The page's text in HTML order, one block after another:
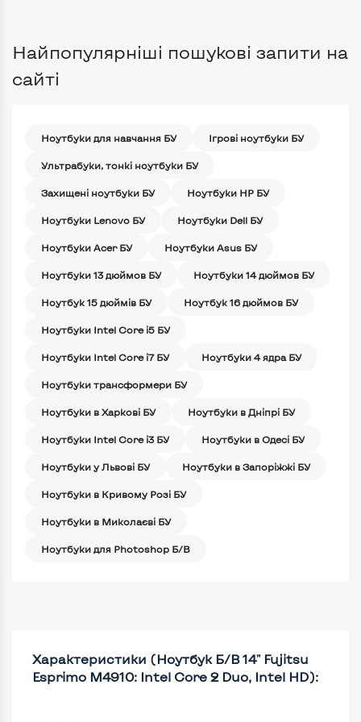
Найпопулярніші пошукові запити на
сайті
Ноутбуки для навчання БУ Iгрові ноутбуки БУ
Ультрабуки, тонкі ноутбуки БУ
Захищені ноутбуки БУ Ноутбуки HP БУ
Ноутбуки Lenovo БУ Ноутбуки Dell БУ
Ноутбуки Acer БУ Ноутбуки Asus БУ
Ноутбуки 13 дюймов БУ Ноутбуки 14 дюймов БУ
Ноутбук 15 дюймів БУ Ноутбук 16 дюймов БУ
Ноутбуки Intel Core i5 БУ
Ноутбуки Intel Core i7 БУ Ноутбуки 4 ядра БУ
Ноутбуки трансформери БУ
Ноутбуки в Харкові БУ Ноутбуки в Дніпрі БУ
Ноутбуки Intel Core i3 БУ Ноутбуки в Одесі БУ
Ноутбуки у Львові БУ Ноутбуки в Запоріжжі БУ
Ноутбуки в Кривому Розі БУ
Ноутбуки в Миколаєві БУ
Ноутбуки для Photoshop Б/В
Характеристики (Ноутбук Б/В 14" Fujitsu
Esprimo M4910: Intel Core 2 Duo, Intel HD):